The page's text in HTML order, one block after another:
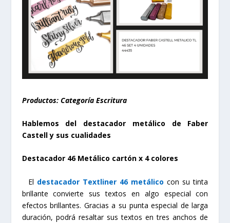
Productos: Categoría Escritura
Hablemos del destacador metálico de Faber
Castell y sus cualidades
Destacador 46 Metálico cartón x 4 colores
El destacador Textliner 46 metálico con su tinta
brillante convierte sus textos en algo especial con
efectos brillantes. Gracias a su punta especial de larga
duración, podrá resaltar sus textos en tres anchos de